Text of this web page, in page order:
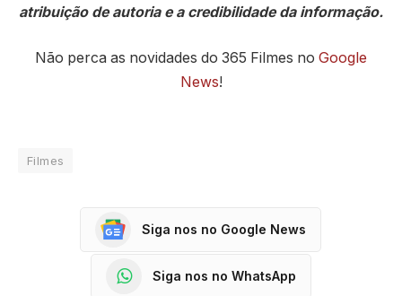
atribuição de autoria e a credibilidade da informação.
Não perca as novidades do 365 Filmes no Google
News!
Filmes
Siga nos no Google News
Siga nos no WhatsApp